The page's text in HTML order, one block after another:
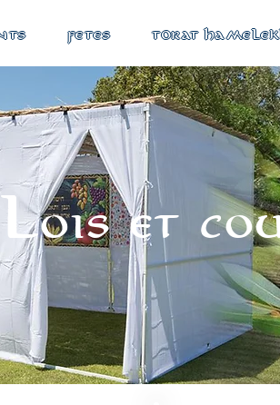
FETES TORAT
Lois et